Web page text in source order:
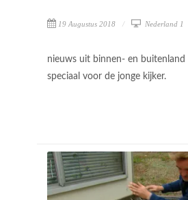
19 Augustus 2018 Nederland 1
nieuws uit binnen- en buitenland
speciaal voor de jonge kijker.